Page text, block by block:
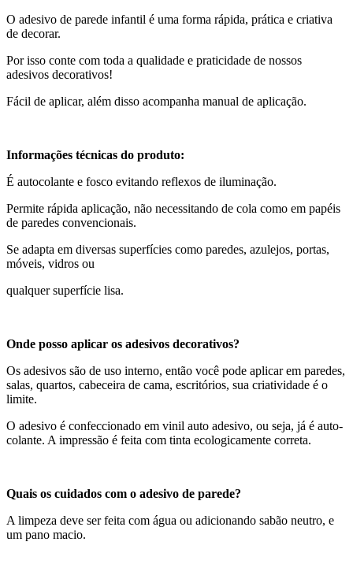
O adesivo de parede infantil é uma forma rápida, prática e criativa
de decorar.
Por isso conte com toda a qualidade e praticidade de nossos
adesivos decorativos!
Fácil de aplicar, além disso acompanha manual de aplicação.
Informações técnicas do produto:
É autocolante e fosco evitando reflexos de iluminação.
Permite rápida aplicação, não necessitando de cola como em papéis
de paredes convencionais.
Se adapta em diversas superfícies como paredes, azulejos, portas,
móveis, vidros ou
qualquer superfície lisa.
Onde posso aplicar os adesivos decorativos?
Os adesivos são de uso interno, então você pode aplicar em paredes,
salas, quartos, cabeceira de cama, escritórios, sua criatividade é o
limite.
O adesivo é confeccionado em vinil auto adesivo, ou seja, já é auto-
colante. A impressão é feita com tinta ecologicamente correta.
Quais os cuidados com o adesivo de parede?
A limpeza deve ser feita com água ou adicionando sabão neutro, e
um pano macio.